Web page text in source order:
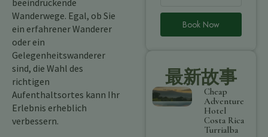
beeindruckende
Wanderwege. Egal, ob Sie
ein erfahrener Wanderer
oder ein
Gelegenheitswanderer
sind, die Wahl des
richtigen
Aufenthaltsortes kann Ihr
Erlebnis erheblich
verbessern.
Book Now
最新故事
Cheap
Adventure
Hotel
Costa Rica
Turrialba